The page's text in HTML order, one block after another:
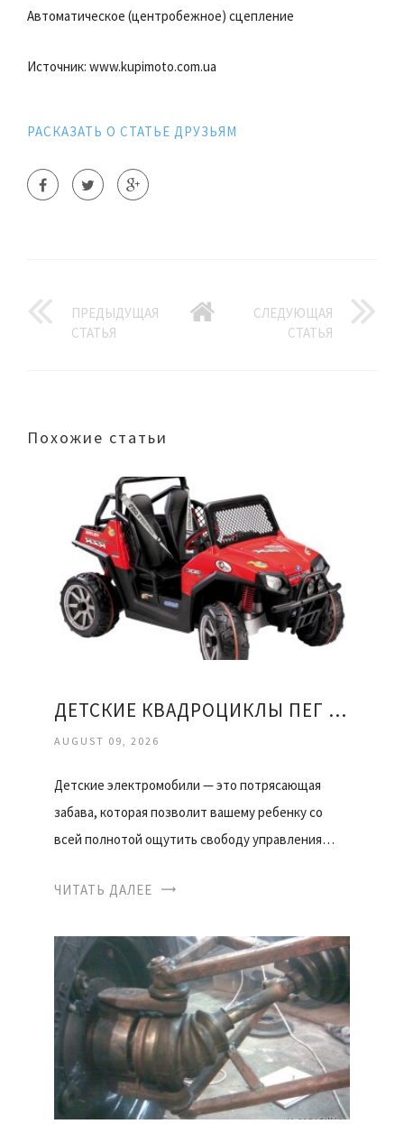
Автоматическое (центробежное) сцепление
Источник: www.kupimoto.com.ua
РАСКАЗАТЬ О СТАТЬЕ ДРУЗЬЯМ
ПРЕДЫДУЩАЯ
СТАТЬЯ
СЛЕДУЮЩАЯ
СТАТЬЯ
Похожие статьи
ДЕТСКИЕ КВАДРОЦИКЛЫ ПЕГ ПЕРЕГО
AUGUST 09, 2026
Детские электромобили — это потрясающая
забава, которая позволит вашему ребенку со
всей полнотой ощутить свободу управления…
ЧИТАТЬ ДАЛЕЕ